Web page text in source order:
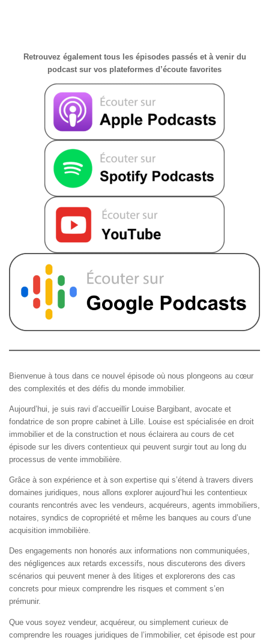
Retrouvez également tous les épisodes passés et à venir du
podcast sur vos plateformes d’écoute favorites
Bienvenue à tous dans ce nouvel épisode où nous plongeons au cœur
des complexités et des défis du monde immobilier.
Aujourd’hui, je suis ravi d’accueillir Louise Bargibant, avocate et
fondatrice de son propre cabinet à Lille. Louise est spécialisée en droit
immobilier et de la construction et nous éclairera au cours de cet
épisode sur les divers contentieux qui peuvent surgir tout au long du
processus de vente immobilière.
Grâce à son expérience et à son expertise qui s’étend à travers divers
domaines juridiques, nous allons explorer aujourd’hui les contentieux
courants rencontrés avec les vendeurs, acquéreurs, agents immobiliers,
notaires, syndics de copropriété et même les banques au cours d’une
acquisition immobilière.
Des engagements non honorés aux informations non communiquées,
des négligences aux retards excessifs, nous discuterons des divers
scénarios qui peuvent mener à des litiges et explorerons des cas
concrets pour mieux comprendre les risques et comment s’en
prémunir.
Que vous soyez vendeur, acquéreur, ou simplement curieux de
comprendre les rouages juridiques de l’immobilier, cet épisode est pour